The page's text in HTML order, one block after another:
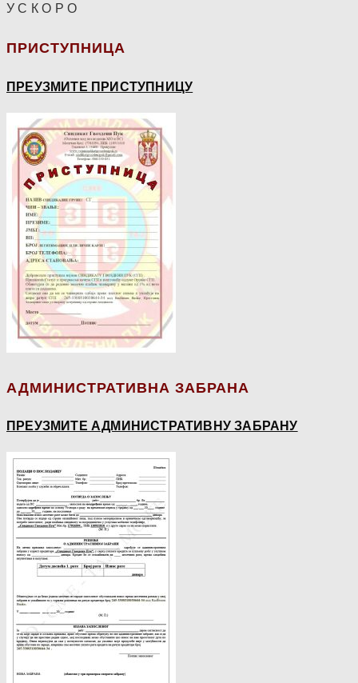
У С К О Р О
ПРИСТУПНИЦА
ПРЕУЗМИТЕ ПРИСТУПНИЦУ
АДМИНИСТРАТИВНА ЗАБРАНА
ПРЕУЗМИТЕ АДМИНИСТРАТИВНУ ЗАБРАНУ